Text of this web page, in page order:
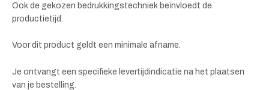
Ook de gekozen bedrukkingstechniek beïnvloedt de
productietijd.
Voor dit product geldt een minimale afname.
Je ontvangt een specifieke levertijdindicatie na het plaatsen
van je bestelling.